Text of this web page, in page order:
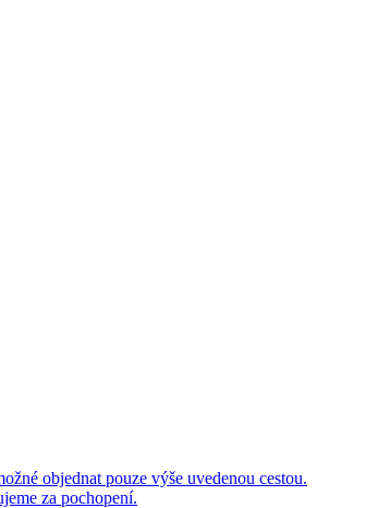
objednat pouze výše uvedenou cestou.
za pochopení.